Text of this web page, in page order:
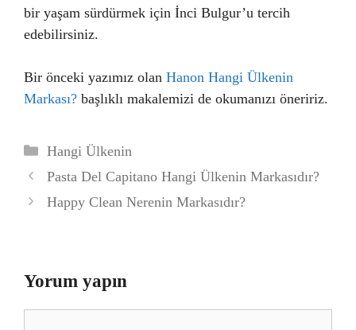
bir yaşam sürdürmek için İnci Bulgur’u tercih
edebilirsiniz.
Bir önceki yazımız olan Hanon Hangi Ülkenin
Markası? başlıklı makalemizi de okumanızı öneririz.
Kategoriler
Hangi Ülkenin
Pasta Del Capitano Hangi Ülkenin Markasıdır?
Happy Clean Nerenin Markasıdır?
Yorum yapın